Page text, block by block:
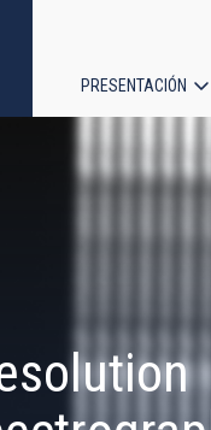
PRESENTACIÓN